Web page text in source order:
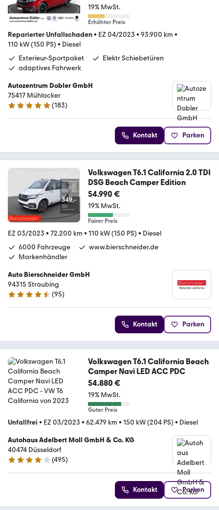
19% MwSt.
Erhöhter Preis
Reparierter Unfallschaden• EZ 04/2023 • 93.900 km •
110 kW (150 PS) • Diesel
Exterieur-Sportpaket
Elektr Schiebetüren
adaptives Fahrwerk
Autozentrum Dobler GmbH
75417 Mühlacker
4.8 Sterne
(183)
Kontakt Parken
Volkswagen T6.1 California 2.0 TDI
DSG Beach Camper Edition
54.990 €
19% MwSt.
Fairer Preis
EZ 03/2023 • 72.200 km • 110 kW (150 PS) • Diesel
6000 Fahrzeuge
www.bierschneider.de
Markenhändler
Auto Bierschneider GmbH
94315 Straubing
4.6 Sterne
(95)
Kontakt Parken
Volkswagen T6.1 California Beach
Camper Navi LED ACC PDC
54.880 €
19% MwSt.
Guter Preis
Unfallfrei • EZ 03/2023 • 62.479 km • 150 kW (204 PS) • Diesel
Autohaus Adelbert Moll GmbH & Co. KG
40474 Düsseldorf
4.1 Sterne
(495)
Kontakt Parken